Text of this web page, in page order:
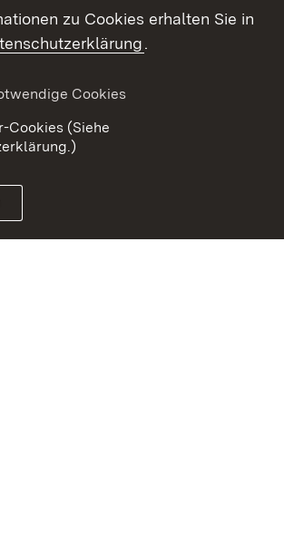
zu Cookies erhalten Sie in
.
Cookies
Cookies (Siehe